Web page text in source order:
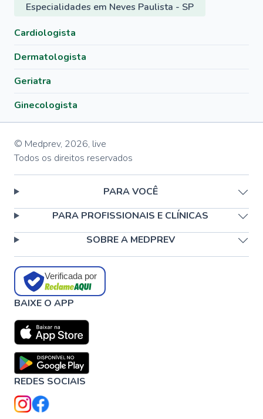
Especialidades em Neves Paulista - SP
Cardiologista
Dermatologista
Geriatra
Ginecologista
© Medprev, 2026, live
Todos os direitos reservados
PARA VOCÊ
PARA PROFISSIONAIS E CLÍNICAS
SOBRE A MEDPREV
Verificada por
BAIXE O APP
REDES SOCIAIS